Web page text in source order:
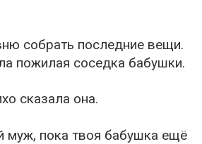
собрать последние вещи.
пожилая соседка бабушки.
сказала она.
муж, пока твоя бабушка ещё